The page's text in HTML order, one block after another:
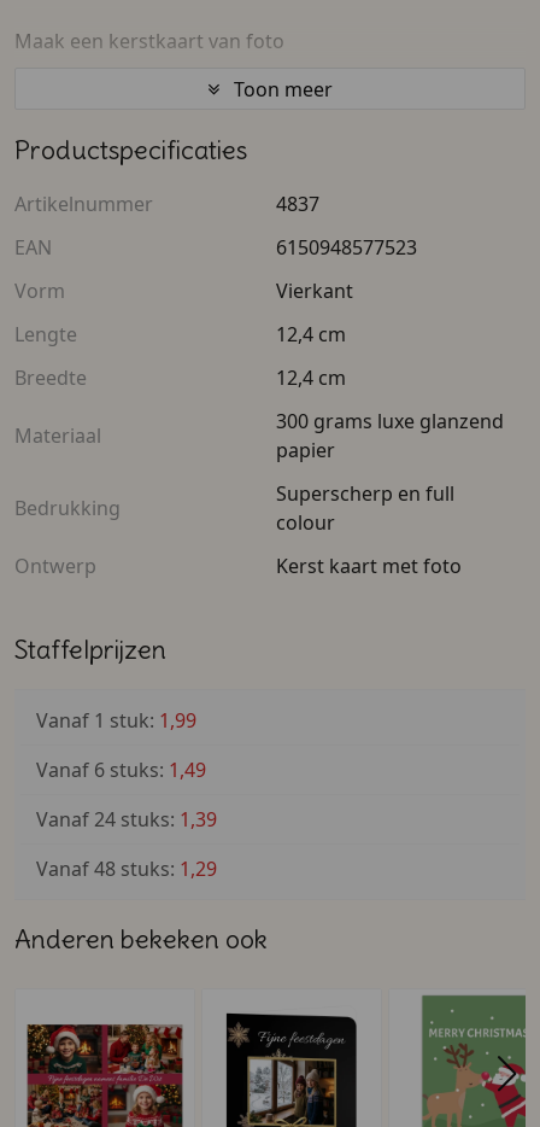
Maak een kerstkaart van foto
Kies de mooiste, grappigste of meest sfeervolle
ontwerptool. Zo creëer je in slechts een paar
fotokaarten zijn ontzettend leuk om weg te geven als
kerstgroet aan de buren en verre vrienden, maar je
uitnodiging voor jullie aanstaande kerstdiner!
Voeg je eigen leuke kerstwensen toe
Een stralende familiefoto is natuurlijk fantastisch, maar
een persoonlijke boodschap maakt de verrassing
helemaal compleet. Voeg zelf een lieve of grappige
tekst toe. Schrijf specifieke en leuke kerstwensen op
voor familieleden of gebruik de achterkant voor een
warm woordje richting de kennissenkring. Zelf een
kerstkaart maken was nog nooit zo eenvoudig en
Begin direct met ontwerpen en tover een glimlach op
Toon meer
Productspecificaties
Artikelnummer
4837
EAN
6150948577523
Vorm
Vierkant
Lengte
12,4 cm
Breedte
12,4 cm
Materiaal
300 grams luxe glanzend
papier
Bedrukking
Superscherp en full
colour
Ontwerp
Kerst kaart met foto
Staffelprijzen
Vanaf 1 stuk: 1,99
Vanaf 6 stuks: 1,49
Vanaf 24 stuks: 1,39
Vanaf 48 stuks: 1,29
Anderen bekeken ook